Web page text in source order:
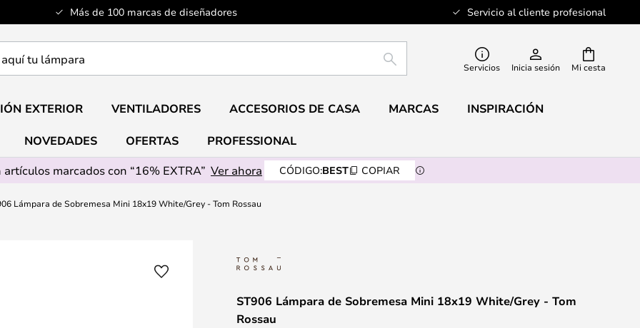
Más de 100 marcas de diseñadores Servicio al cliente profesional
Mi cesta
BUSCAR Servicios Inicia sesión
EXTERIOR VENTILADORES ACCESORIOS DE CASA MARCAS INSPIRACIÓN
NOVEDADES OFERTAS
PROFESSIONAL
artículos marcados con “16% EXTRA” Ver ahora CÓDIGO:BEST COPIAR
Lámpara de Sobremesa Mini 18x19 White/Grey - Tom Rossau
ST906 Lámpara de Sobremesa Mini 18x19 White/Grey - Tom
Rossau